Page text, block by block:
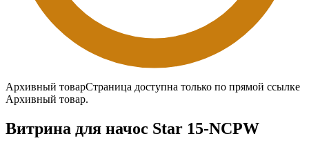
Архивный товарСтраница доступна только по прямой ссылке
Архивный товар.
Витрина для начос Star 15-NCPW